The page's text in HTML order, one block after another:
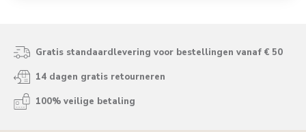
Gratis standaardlevering voor bestellingen vanaf € 50
14 dagen gratis retourneren
100% veilige betaling